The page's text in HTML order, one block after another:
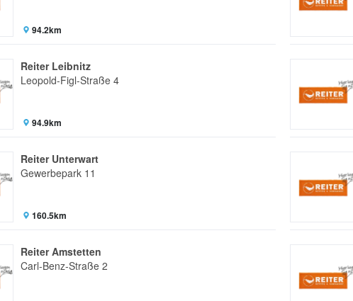
94.2km
Reiter Leibnitz
Leopold-Figl-Straße 4
94.9km
Reiter Unterwart
Gewerbepark 11
160.5km
Reiter Amstetten
Carl-Benz-Straße 2